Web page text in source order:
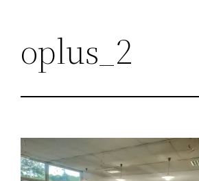
oplus_2